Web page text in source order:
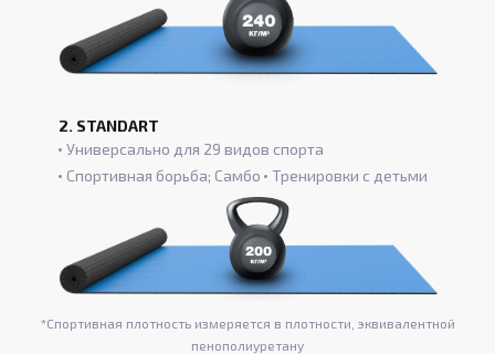
2. STANDART
Универсально для 29 видов спорта
Спортивная борьба; Самбо
Тренировки с детьми
*Спортивная плотность измеряется в плотности, эквивалентной
пенополиуретану